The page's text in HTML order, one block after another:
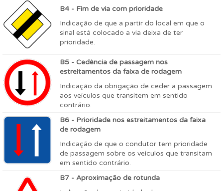
B4 - Fim de via com prioridade
Indicação de que a partir do local em que o
sinal está colocado a via deixa de ter
prioridade.
B5 - Cedência de passagem nos
estreitamentos da faixa de rodagem
Indicação da obrigação de ceder a passagem
aos veículos que transitem em sentido
contrário.
B6 - Prioridade nos estreitamentos da faixa
de rodagem
Indicação de que o condutor tem prioridade
de passagem sobre os veículos que transitam
em sentido contrário.
B7 - Aproximação de rotunda